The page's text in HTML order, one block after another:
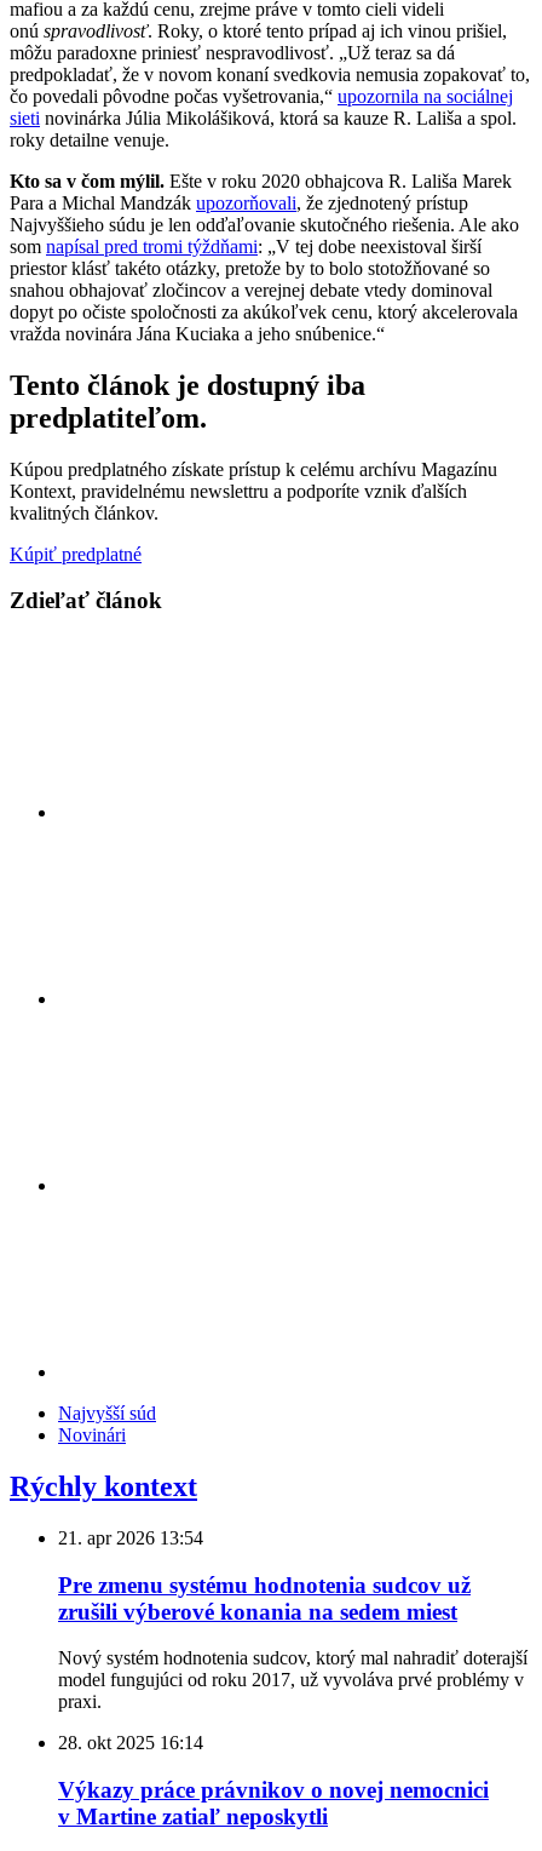
mafiou a za každú cenu, zrejme práve v tomto cieli videli
onú spravodlivosť. Roky, o ktoré tento prípad aj ich vinou prišiel,
môžu paradoxne priniesť nespravodlivosť. „Už teraz sa dá
predpokladať, že v novom konaní svedkovia nemusia zopakovať to,
čo povedali pôvodne počas vyšetrovania,“ upozornila na sociálnej
sieti novinárka Júlia Mikolášiková, ktorá sa kauze R. Lališa a spol.
roky detailne venuje.
Kto sa v čom mýlil. Ešte v roku 2020 obhajcova R. Lališa Marek
Para a Michal Mandzák upozorňovali, že zjednotený prístup
Najvyššieho súdu je len odďaľovanie skutočného riešenia. Ale ako
som napísal pred tromi týždňami: „V tej dobe neexistoval širší
priestor klásť takéto otázky, pretože by to bolo stotožňované so
snahou obhajovať zločincov a verejnej debate vtedy dominoval
dopyt po očiste spoločnosti za akúkoľvek cenu, ktorý akcelerovala
vražda novinára Jána Kuciaka a jeho snúbenice.“
Tento článok je dostupný iba
predplatiteľom.
Kúpou predplatného získate prístup k celému archívu Magazínu
Kontext, pravidelnému newslettru a podporíte vznik ďalších
kvalitných článkov.
Kúpiť predplatné
Zdieľať článok
Najvyšší súd
Novinári
Rýchly kontext
21. apr 2026 13:54
Pre zmenu systému hodnotenia sudcov už
zrušili výberové konania na sedem miest
Nový systém hodnotenia sudcov, ktorý mal nahradiť doterajší
model fungujúci od roku 2017, už vyvoláva prvé problémy v
praxi.
28. okt 2025 16:14
Výkazy práce právnikov o novej nemocnici
v Martine zatiaľ neposkytli